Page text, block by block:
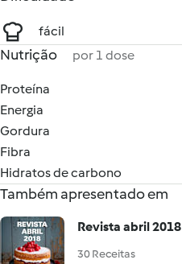
fácil
Nutrição por 1 dose
Proteína
Energia
Gordura
Fibra
Hidratos de carbono
Também apresentado em
Revista abril 2018
30 Receitas